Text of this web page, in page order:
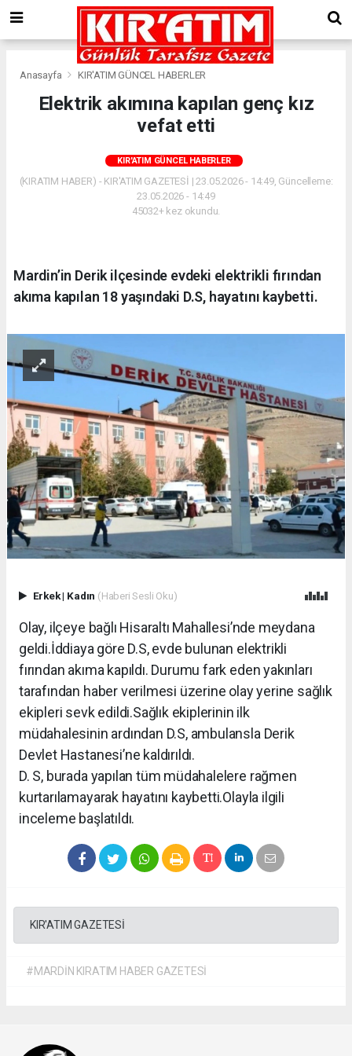
Anasayfa KIR'ATIM GÜNCEL HABERLER
Elektrik akımına kapılan genç kız
vefat etti
KIR'ATIM GÜNCEL HABERLER
(KIRATIM HABER) - KIR'ATIM GAZETESİ | 23.05.2026 - 14:49, Güncelleme:
23.05.2026 - 14:49
45032+ kez okundu.
Mardin’in Derik ilçesinde evdeki elektrikli fırından
akıma kapılan 18 yaşındaki D.S, hayatını kaybetti.
Erkek| Kadın (Haberi Sesli Oku)
Olay, ilçeye bağlı Hisaraltı Mahallesi’nde meydana
geldi.İddiaya göre D.S, evde bulunan elektrikli
fırından akıma kapıldı. Durumu fark eden yakınları
tarafından haber verilmesi üzerine olay yerine sağlık
ekipleri sevk edildi.Sağlık ekiplerinin ilk
müdahalesinin ardından D.S, ambulansla Derik
Devlet Hastanesi’ne kaldırıldı.
D. S, burada yapılan tüm müdahalelere rağmen
kurtarılamayarak hayatını kaybetti.Olayla ilgili
inceleme başlatıldı.
KIR'ATIM GAZETESİ
#MARDİN KIRATIM HABER GAZETESİ